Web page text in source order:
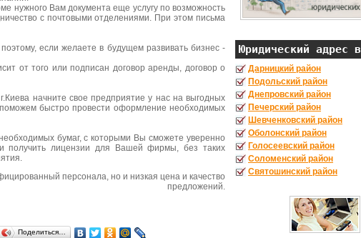
нужного Вам документа еще услугу по возможность
с почтовыми отделениями. При этом письма
если желаете в будущем развивать бизнес -
от того или подписан договор аренды, договор о
начните свое предприятие у нас на выгодных
быстро провести оформление необходимых
бумаг, с которыми Вы сможете уверенно
получить лицензии для Вашей фирмы, без таких
персонала, но и низкая цена и качество
предложений.
Поделиться…
Юридический адрес
Дарницкий район
Подольский район
Днепровский район
Печерский район
Шевченковский район
Оболонский район
Голосеевский район
Соломенский район
Святошинский район